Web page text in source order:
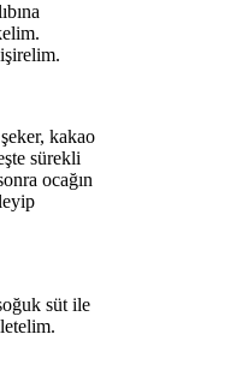
kakao
sürekli
ocağın
süt ile